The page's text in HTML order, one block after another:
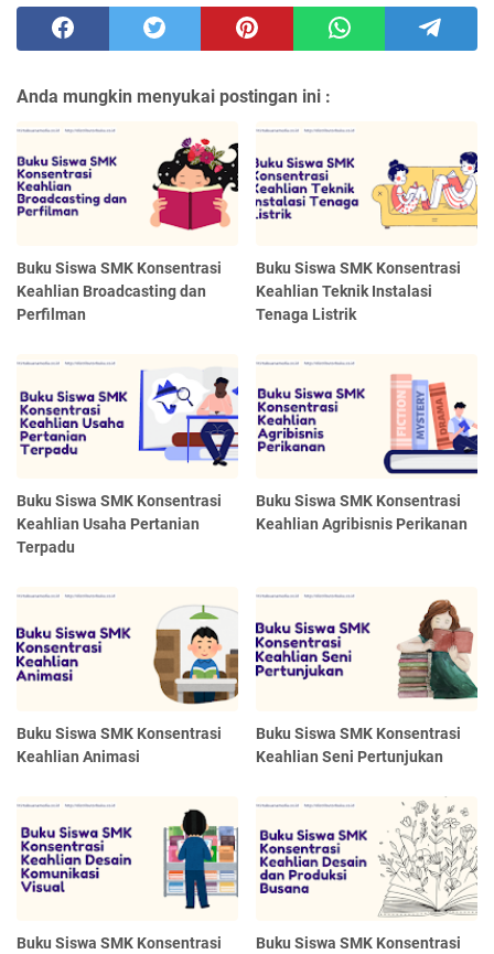
Anda mungkin menyukai postingan ini :
Buku Siswa SMK Konsentrasi
Keahlian Broadcasting dan
Perfilman
Buku Siswa SMK Konsentrasi
Keahlian Teknik Instalasi
Tenaga Listrik
Buku Siswa SMK Konsentrasi
Keahlian Usaha Pertanian
Terpadu
Buku Siswa SMK Konsentrasi
Keahlian Agribisnis Perikanan
Buku Siswa SMK Konsentrasi
Keahlian Animasi
Buku Siswa SMK Konsentrasi
Keahlian Seni Pertunjukan
Buku Siswa SMK Konsentrasi Buku Siswa SMK Konsentrasi